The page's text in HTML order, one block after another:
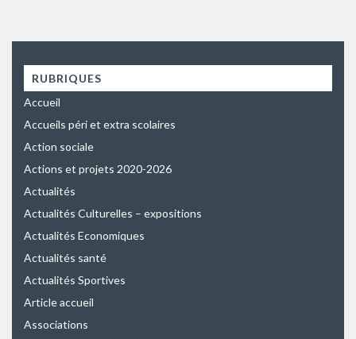
RUBRIQUES
Accueil
Accueils péri et extra scolaires
Action sociale
Actions et projets 2020-2026
Actualités
Actualités Culturelles – expositions
Actualités Economiques
Actualités santé
Actualités Sportives
Article accueil
Associations